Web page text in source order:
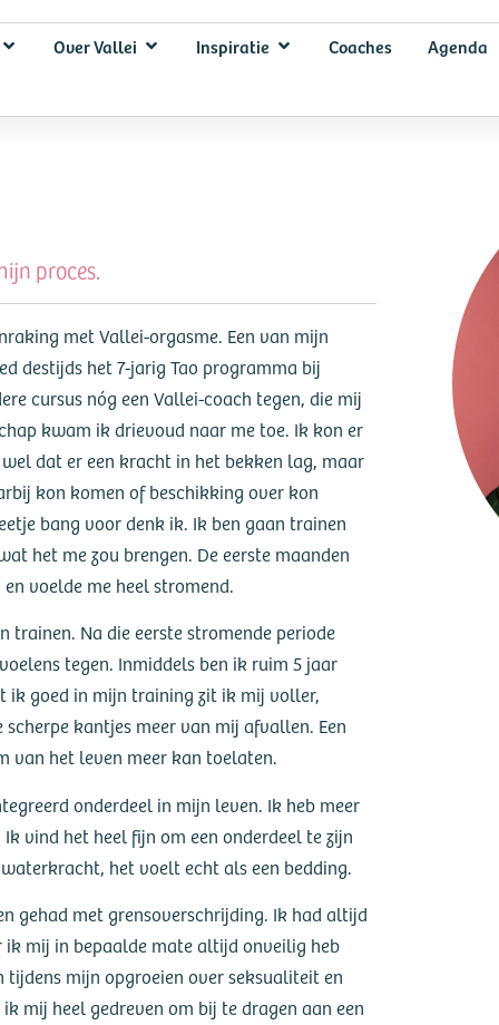
Over Vallei Inspiratie Coaches Agenda
proces.
met Vallei-orgasme. Een van mijn
destijds het 7-jarig Tao programma bij
cursus nóg een Vallei-coach tegen, die mij
kwam ik drievoud naar me toe. Ik kon er
dat er een kracht in het bekken lag, maar
kon komen of beschikking over kon
bang voor denk ik. Ik ben gaan trainen
het me zou brengen. De eerste maanden
voelde me heel stromend.
Na die eerste stromende periode
tegen. Inmiddels ben ik ruim 5 jaar
ik goed in mijn training zit ik mij voller,
kantjes meer van mij afvallen. Een
van het leven meer kan toelaten.
onderdeel in mijn leven. Ik heb meer
vind het heel fijn om een onderdeel te zijn
het voelt echt als een bedding.
gehad met grensoverschrijding. Ik had altijd
mij in bepaalde mate altijd onveilig heb
mijn opgroeien over seksualiteit en
mij heel gedreven om bij te dragen aan een